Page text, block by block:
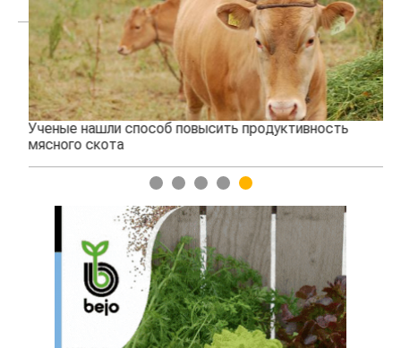
Ученые нашли способ повысить продуктивность
мясного скота
1 2 3 4 5